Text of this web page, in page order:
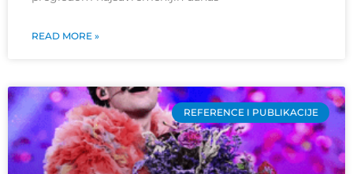
READ MORE »
REFERENCE I PUBLIKACIJE